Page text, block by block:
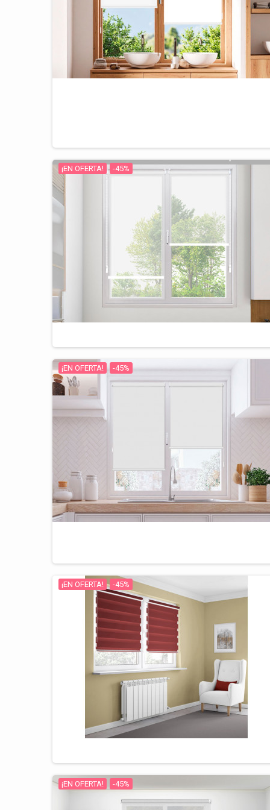
¡EN OFERTA! -45%
¡EN OFERTA! -45%
¡EN OFERTA! -45%
¡EN OFERTA! -45%